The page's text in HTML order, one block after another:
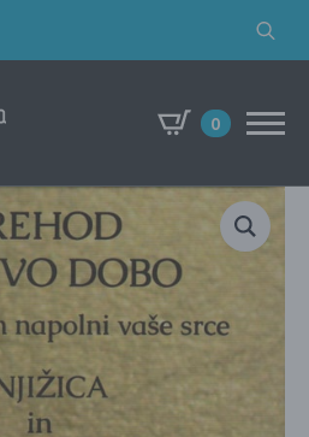
Search
0